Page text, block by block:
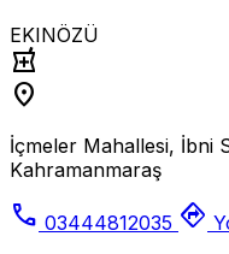
EKINÖZÜ
local_pharmacy
location_on
İçmeler Mahallesi, İbni
Kahramanmaraş
call 03444812035 directions